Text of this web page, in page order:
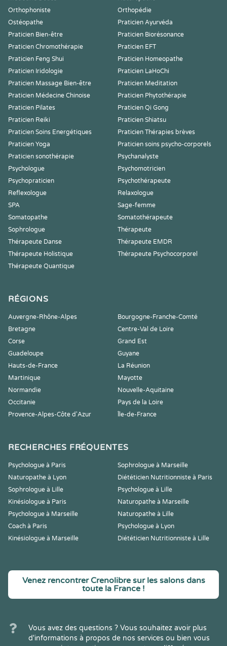
Orthophoniste
Orthopédie
Ostéopathe
Praticien Ayurvéda
Praticien Bien-être
Praticien Biorésonance
Praticien Chromothérapie
Praticien EFT
Praticien Feng Shui
Praticien Homeopathe
Praticien Iridologie
Praticien LaHoChi
Praticien Massage Bien-être
Praticien Meditation
Praticien Médecine Chinoise
Praticien Phytothérapie
Praticien Pilates
Praticien Qi Gong
Praticien Reiki
Praticien Shiatsu
Praticien Soins Energétiques
Praticien Thérapies brèves
Praticien Yoga
Praticien soins psycho-corporels
Praticien sonothérapie
Psychanalyste
Psychologue
Psychomotricien
Psychopraticien
Psychothérapeute
Reflexologue
Relaxologue
SPA
Sage-femme
Somatopathe
Somatothérapeute
Sophrologue
Thérapeute
Thérapeute Danse
Thérapeute EMDR
Thérapeute Holistique
Thérapeute Psychocorporel
Thérapeute Quantique
RÉGIONS
Auvergne-Rhône-Alpes
Bourgogne-Franche-Comté
Bretagne
Centre-Val de Loire
Corse
Grand Est
Guadeloupe
Guyane
Hauts-de-France
La Réunion
Martinique
Mayotte
Normandie
Nouvelle-Aquitaine
Occitanie
Pays de la Loire
Provence-Alpes-Côte d'Azur
Île-de-France
RECHERCHES FRÉQUENTES
Psychologue à Paris
Sophrologue à Marseille
Naturopathe à Lyon
Diététicien Nutritionniste à Paris
Sophrologue à Lille
Psychologue à Lille
Kinésiologue à Paris
Naturopathe à Marseille
Psychologue à Marseille
Naturopathe à Lille
Coach à Paris
Psychologue à Lyon
Kinésiologue à Marseille
Diététicien Nutritionniste à Lille
Venez rencontrer Crenolibre sur les salons dans
toute la France !
Vous avez des questions ? Vous souhaitez avoir plus
d'informations à propos de nos services ou bien vous